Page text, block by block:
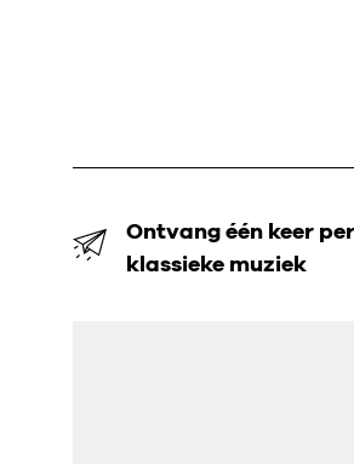
Ontvang één keer
klassieke muziek